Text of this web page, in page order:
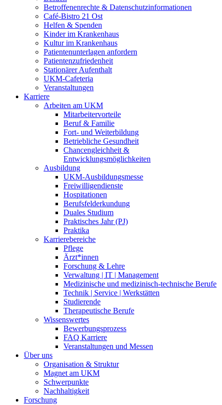
Betroffenenrechte & Datenschutzinformationen
Café-Bistro 21 Ost
Helfen & Spenden
Kinder im Krankenhaus
Kultur im Krankenhaus
Patientenunterlagen anfordern
Patientenzufriedenheit
Stationärer Aufenthalt
UKM-Cafeteria
Veranstaltungen
Karriere
Arbeiten am UKM
Mitarbeitervorteile
Beruf & Familie
Fort- und Weiterbildung
Betriebliche Gesundheit
Chancengleichheit &
Entwicklungsmöglichkeiten
Ausbildung
UKM-Ausbildungsmesse
Freiwilligendienste
Hospitationen
Berufsfelderkundung
Duales Studium
Praktisches Jahr (PJ)
Praktika
Karrierebereiche
Pflege
Ärzt*innen
Forschung & Lehre
Verwaltung | IT | Management
Medizinische und medizinisch-technische Berufe
Technik | Service | Werkstätten
Studierende
Therapeutische Berufe
Wissenswertes
Bewerbungsprozess
FAQ Karriere
Veranstaltungen und Messen
Über uns
Organisation & Struktur
Magnet am UKM
Schwerpunkte
Nachhaltigkeit
Forschung